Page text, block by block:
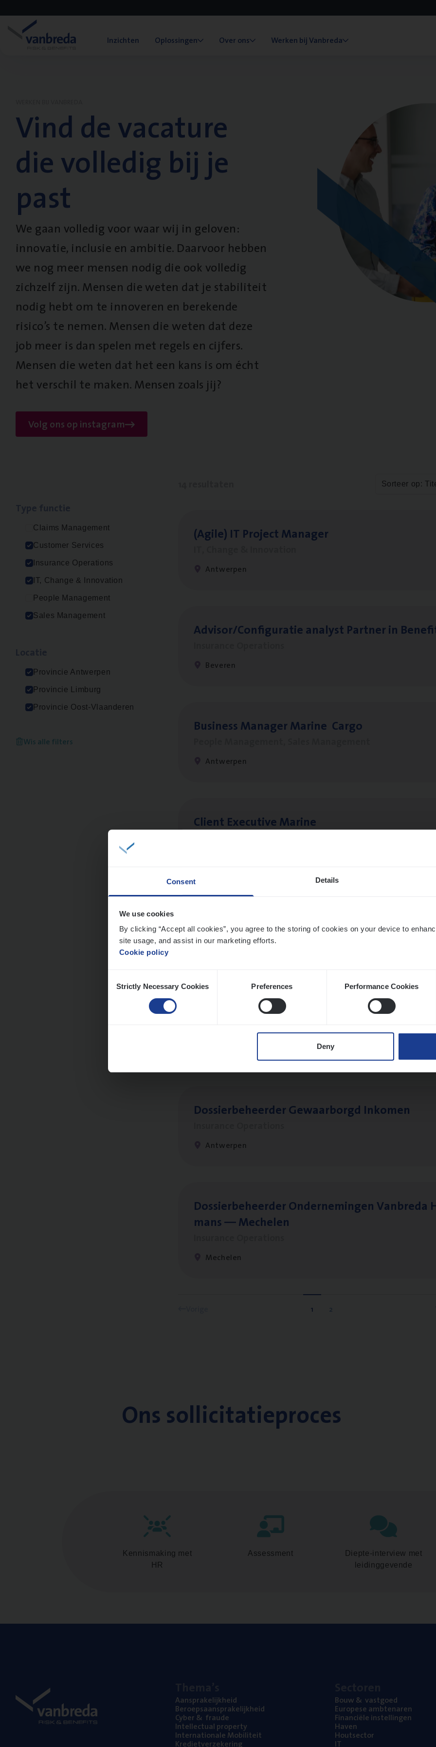
Consent Details
We use cookies
By clicking “Accept all cookies”, you agree to the storing of cookies on your device to
site usage, and assist in our marketing efforts.
Cookie policy
Selection
Strictly Necessary Cookies Preferences Performance Cookies
Deny
Inzichten Oplossingen Over ons Werken bij Vanbreda
Vind de vacature
die volledig bij je
past
We gaan volledig voor waar wij in geloven:
innovatie, inclusie en ambitie. Daarvoor hebben
we nog meer mensen nodig die ook volledig
zichzelf zijn. Mensen die weten dat je stabiliteit
nodig hebt om te innoveren en berekende
risico’s te nemen. Mensen die weten dat deze
job meer is dan spelen met regels en cijfers.
Mensen die weten dat het een kans is om écht
het verschil te maken. Mensen zoals jij?
Volg ons op instagram
Claims Management
Customer Services
Insurance Operations
IT, Change & Innovation
People Management
Sales Management
Provincie Antwerpen
Provincie Limburg
Provincie Oost-Vlaanderen
Wis alle filters
Sorteer op:
(Agi­le) IT Pro­ject Manager
Antwerpen
Advisor/​Configuratie ana­lyst Part­ner in
Beveren
Busi­ness Mana­ger Mari­ne Cargo
Antwerpen
Client Exe­cu­ti­ve Marine
Sales Management
Cus­to­mer Care Expert
Customer Services
Dos­sier­be­heer­der Gewaar­borgd Inkomen
Antwerpen
Dos­sier­be­heer­der Onder­ne­min­gen Van­b­re­da
mans — Mechelen
Mechelen
1 2
Ons sollicitatieproces
Kennismaking met
HR
Assessment
Diepte-interview met
leidinggevende
Aan­spra­ke­lijk­heid
Beroeps­aan­spra­ke­lijk­heid
Cyber& fraude
Intel­lec­tu­al property
Inter­na­ti­o­na­le Mobiliteit
Kre­diet­ver­ze­ke­ring
Bouw& vastgoed
Euro­pe­se ambtenaren
Finan­ci­ë­le instellingen
Haven
Hout­sec­tor
IT